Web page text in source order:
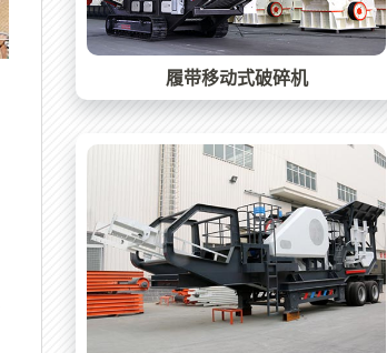
履带移动式破碎机